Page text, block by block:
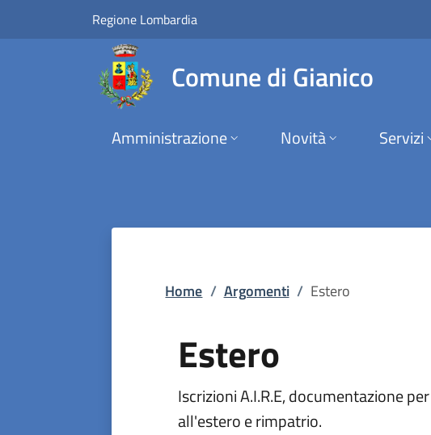
Vai al contenuto principale
Estero | Comune di
Regione Lombardia
Comune di Gianico
Amministrazione Novità Servizi
Home / Argomenti / Estero
Estero
Iscrizioni A.I.R.E, documentazione
all'estero e rimpatrio.